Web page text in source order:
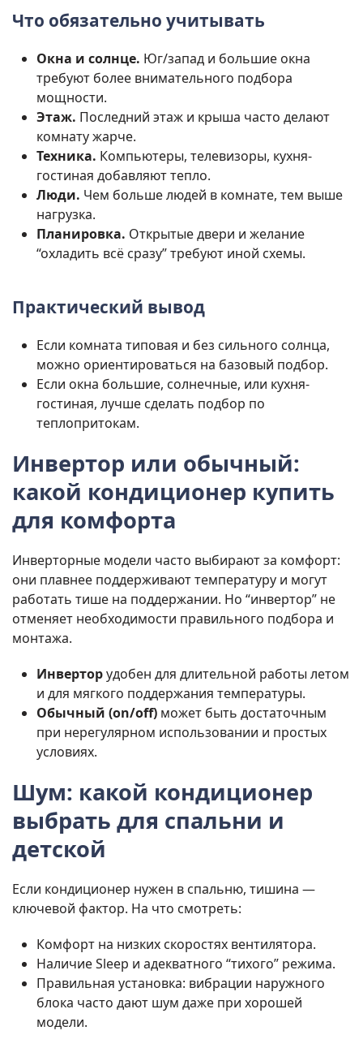
Что обязательно учитывать
Окна и солнце. Юг/запад и большие окна
требуют более внимательного подбора
мощности.
Этаж. Последний этаж и крыша часто делают
комнату жарче.
Техника. Компьютеры, телевизоры, кухня-
гостиная добавляют тепло.
Люди. Чем больше людей в комнате, тем выше
нагрузка.
Планировка. Открытые двери и желание
“охладить всё сразу” требуют иной схемы.
Практический вывод
Если комната типовая и без сильного солнца,
можно ориентироваться на базовый подбор.
Если окна большие, солнечные, или кухня-
гостиная, лучше сделать подбор по
теплопритокам.
Инвертор или обычный:
какой кондиционер купить
для комфорта
Инверторные модели часто выбирают за комфорт:
они плавнее поддерживают температуру и могут
работать тише на поддержании. Но “инвертор” не
отменяет необходимости правильного подбора и
монтажа.
Инверторудобен для длительной работы летом
и для мягкого поддержания температуры.
Обычный (on/off) может быть достаточным
при нерегулярном использовании и простых
условиях.
Шум: какой кондиционер
выбрать для спальни и
детской
Если кондиционер нужен в спальню, тишина —
ключевой фактор. На что смотреть:
Комфорт на низких скоростях вентилятора.
Наличие Sleep и адекватного “тихого” режима.
Правильная установка: вибрации наружного
блока часто дают шум даже при хорошей
модели.